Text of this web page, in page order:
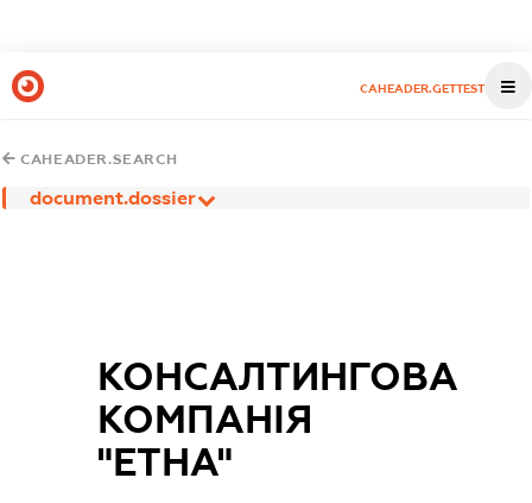
CAHEADER.GETTEST
CAHEADER.SEARCH
document.dossier
КОНСАЛТИНГОВА
КОМПАНІЯ
"ЕТНА"